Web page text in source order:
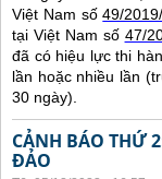
Việt Nam số49/
tại Việt Nam số 47/
đã có hiệu lực thi
lần hoặc nhiều lần
30 ngày).
CẢNH BÁO THỨ
ĐẢO